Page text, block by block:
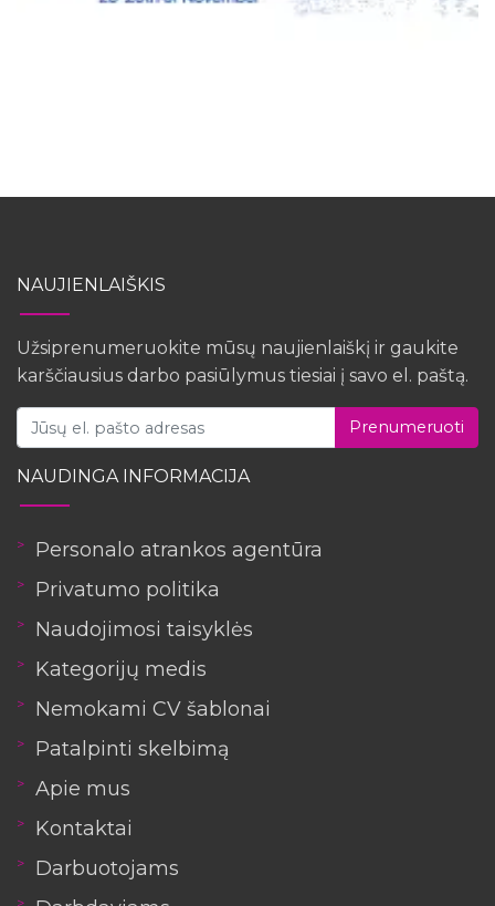
NAUJIENLAIŠKIS
Užsiprenumeruokite mūsų naujienlaiškį ir gaukite
karščiausius darbo pasiūlymus tiesiai į savo el. paštą.
Prenumeruoti
NAUDINGA INFORMACIJA
Personalo atrankos agentūra
Privatumo politika
Naudojimosi taisyklės
Kategorijų medis
Nemokami CV šablonai
Patalpinti skelbimą
Apie mus
Kontaktai
Darbuotojams